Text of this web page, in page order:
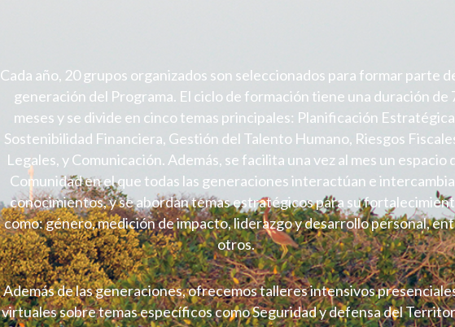
Cada año, 20 grupos organizados son seleccionados para formar parte
generación del Programa. El ciclo de formación tiene una duración de
meses y se divide en cinco temas principales: Planificación
Sostenibilidad Financiera, Gestión del Talento Humano, Riesgos
Legales, y Comunicación. Además, se facilita una vez al mes un espacio
Comunidad en el que todas las generaciones interactúan e
conocimientos, y se abordan temas estratégicos para su
como: género, medición de impacto, liderazgo y desarrollo personal,
otros.
Además de las generaciones, ofrecemos talleres intensivos
virtuales sobre temas específicos como Seguridad y defensa del